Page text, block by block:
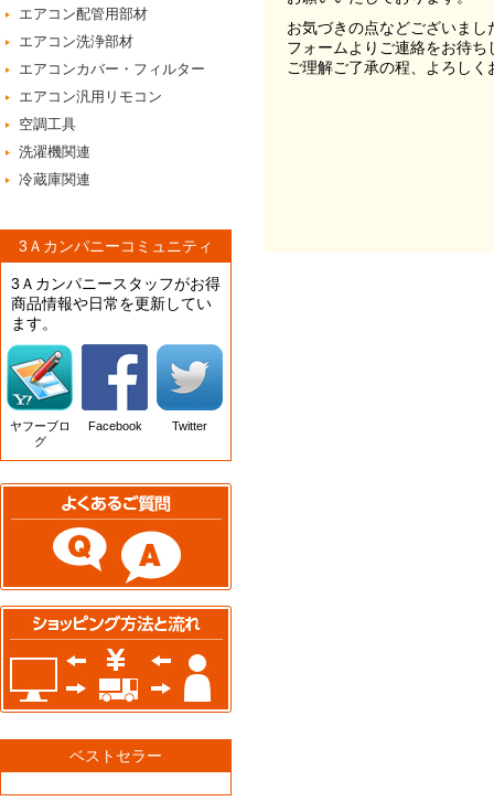
エアコン配管用部材
エアコン洗浄部材
エアコンカバー・フィルター
エアコン汎用リモコン
空調工具
洗濯機関連
冷蔵庫関連
3Ａカンパニーコミュニティ
3Ａカンパニースタッフがお得
商品情報や日常を更新してい
ます。
ヤフーブロ
グ
Facebook Twitter
ベストセラー
お気づきの点などございま
フォームよりご連絡をお待ち
ご理解ご了承の程、よろし